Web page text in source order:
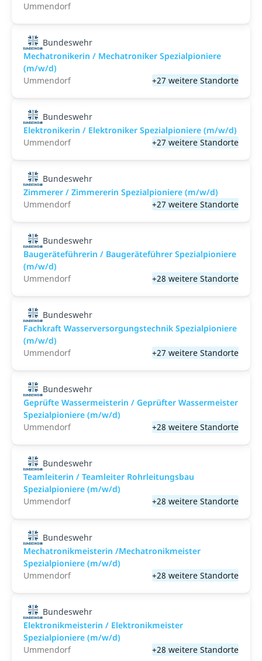
Ummendorf
Bundeswehr
Mechatronikerin / Mechatroniker Spezialpioniere
(m/w/d)
Ummendorf
+27 weitere Standorte
Bundeswehr
Elektronikerin / Elektroniker Spezialpioniere (m/w/d)
Ummendorf
+27 weitere Standorte
Bundeswehr
Zimmerer / Zimmererin Spezialpioniere (m/w/d)
Ummendorf
+27 weitere Standorte
Bundeswehr
Baugeräteführerin / Baugeräteführer Spezialpioniere
(m/w/d)
Ummendorf
+28 weitere Standorte
Bundeswehr
Fachkraft Wasserversorgungstechnik Spezialpioniere
(m/w/d)
Ummendorf
+27 weitere Standorte
Bundeswehr
Geprüfte Wassermeisterin / Geprüfter Wassermeister
Spezialpioniere (m/w/d)
Ummendorf
+28 weitere Standorte
Bundeswehr
Teamleiterin / Teamleiter Rohrleitungsbau
Spezialpioniere (m/w/d)
Ummendorf
+28 weitere Standorte
Bundeswehr
Mechatronikmeisterin /Mechatronikmeister
Spezialpioniere (m/w/d)
Ummendorf
+28 weitere Standorte
Bundeswehr
Elektronikmeisterin / Elektronikmeister
Spezialpioniere (m/w/d)
Ummendorf
+28 weitere Standorte